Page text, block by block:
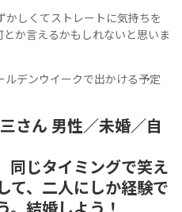
かしくてストレートに気持ちを
か言えるかもしれないと思いま
ルデンウイークで出かける予定
さん 男性／未婚／自
同じタイミングで笑え
て、二人にしか経験で